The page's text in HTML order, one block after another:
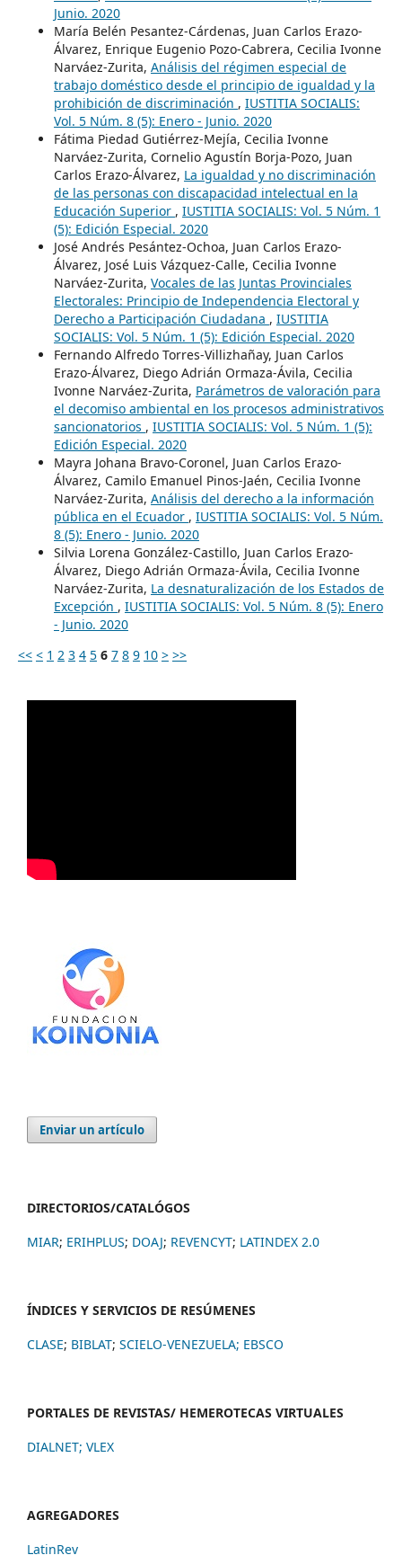
Junio. 2020
María Belén Pesantez-Cárdenas, Juan Carlos Erazo-
Álvarez, Enrique Eugenio Pozo-Cabrera, Cecilia Ivonne
Narváez-Zurita, Análisis del régimen especial de
trabajo doméstico desde el principio de igualdad y la
prohibición de discriminación , IUSTITIA SOCIALIS:
Vol. 5 Núm. 8 (5): Enero - Junio. 2020
Fátima Piedad Gutiérrez-Mejía, Cecilia Ivonne
Narváez-Zurita, Cornelio Agustín Borja-Pozo, Juan
Carlos Erazo-Álvarez, La igualdad y no discriminación
de las personas con discapacidad intelectual en la
Educación Superior , IUSTITIA SOCIALIS: Vol. 5 Núm. 1
(5): Edición Especial. 2020
José Andrés Pesántez-Ochoa, Juan Carlos Erazo-
Álvarez, José Luis Vázquez-Calle, Cecilia Ivonne
Narváez-Zurita, Vocales de las Juntas Provinciales
Electorales: Principio de Independencia Electoral y
Derecho a Participación Ciudadana , IUSTITIA
SOCIALIS: Vol. 5 Núm. 1 (5): Edición Especial. 2020
Fernando Alfredo Torres-Villizhañay, Juan Carlos
Erazo-Álvarez, Diego Adrián Ormaza-Ávila, Cecilia
Ivonne Narváez-Zurita, Parámetros de valoración para
el decomiso ambiental en los procesos administrativos
sancionatorios , IUSTITIA SOCIALIS: Vol. 5 Núm. 1 (5):
Edición Especial. 2020
Mayra Johana Bravo-Coronel, Juan Carlos Erazo-
Álvarez, Camilo Emanuel Pinos-Jaén, Cecilia Ivonne
Narváez-Zurita, Análisis del derecho a la información
pública en el Ecuador , IUSTITIA SOCIALIS: Vol. 5 Núm.
8 (5): Enero - Junio. 2020
Silvia Lorena González-Castillo, Juan Carlos Erazo-
Álvarez, Diego Adrián Ormaza-Ávila, Cecilia Ivonne
Narváez-Zurita, La desnaturalización de los Estados de
Excepción , IUSTITIA SOCIALIS: Vol. 5 Núm. 8 (5): Enero
- Junio. 2020
<< < 1 2 3 4 5 6 7 8 9 10 > >>
Enviar un artículo
DIRECTORIOS/CATALÓGOS
MIAR; ERIHPLUS; DOAJ; REVENCYT; LATINDEX 2.0
ÍNDICES Y SERVICIOS DE RESÚMENES
CLASE; BIBLAT; SCIELO-VENEZUELA; EBSCO
PORTALES DE REVISTAS/ HEMEROTECAS VIRTUALES
DIALNET; VLEX
AGREGADORES
LatinRev